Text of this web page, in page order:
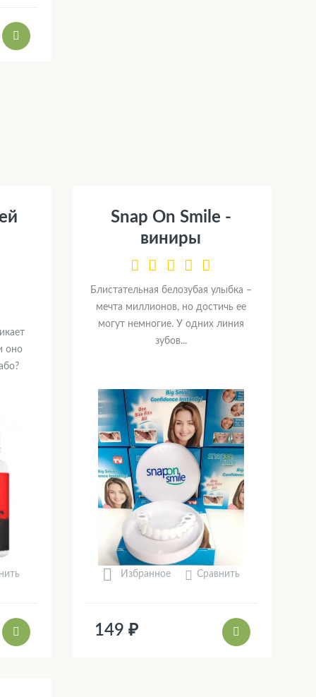
оно
Snap On Smile -
виниры
Блистательная белозубая улыбка –
мечта миллионов, но достичь ее
могут немногие. У одних линия
зубов...
Избранное Сравнить
149 ₽